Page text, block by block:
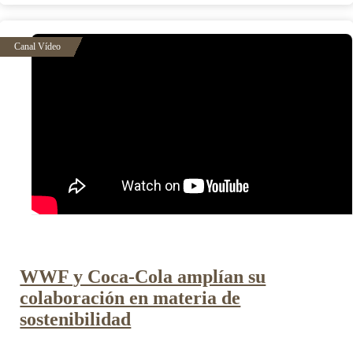
WWF y Coca-Cola amplían su
colaboración en materia de
sostenibilidad